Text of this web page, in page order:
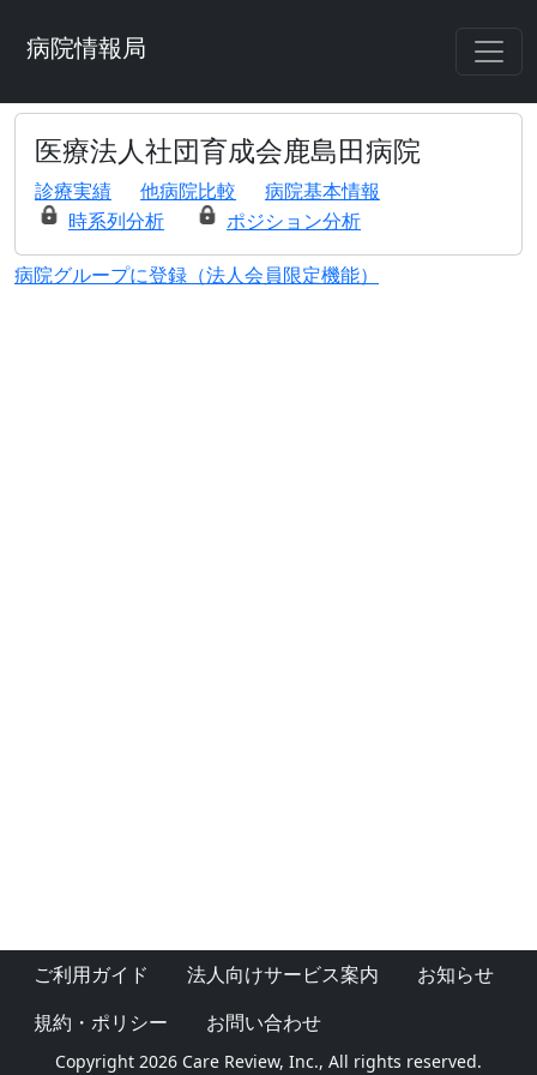
病院情報局
医療法人社団育成会鹿島田病院
診療実績 他病院比較
病院基本情報
時系列分析
ポジション分析
病院グループに登録（法人会員限定機能）
ご利用ガイド 法人向けサービス案内
お知らせ
規約・ポリシー
お問い合わせ
Copyright 2026 Care Review, Inc., All rights reserved.